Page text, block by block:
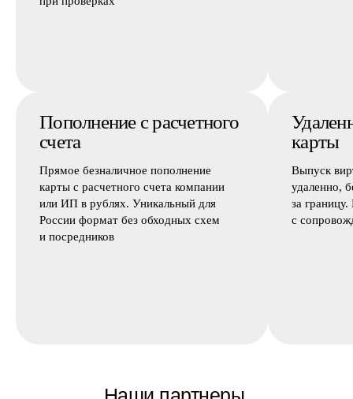
Пополнение с расчетного
счета
Прямое безналичное пополнение
карты с расчетного счета компании
или ИП в рублях. Уникальный для
России формат без обходных схем
и посредников
карты
Выпуск
удаленно,
за
с